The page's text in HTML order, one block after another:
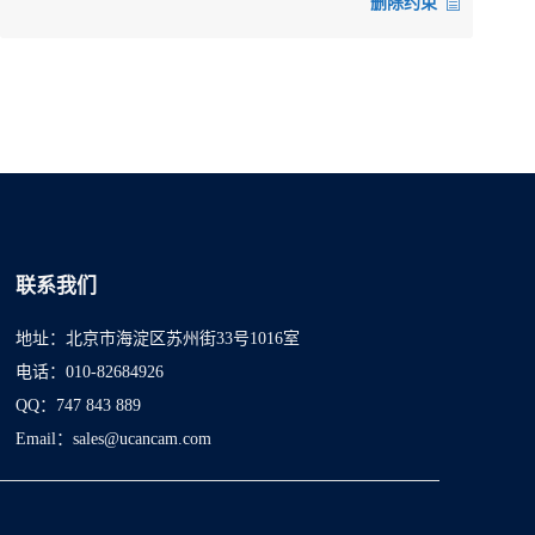
联系我们
地址：北京市海淀区苏州街33号1016室
电话：010-82684926
QQ：747 843 889
Email：sales@ucancam.com